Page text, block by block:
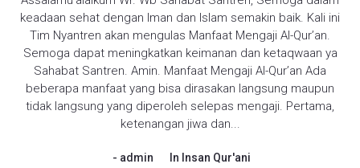
keadaan sehat dengan Iman dan Islam semakin baik. Kali ini
Tim Nyantren akan mengulas Manfaat Mengaji Al-Qur’an.
Semoga dapat meningkatkan keimanan dan ketaqwaan ya
Sahabat Santren. Amin. Manfaat Mengaji Al-Qur’an Ada
beberapa manfaat yang bisa dirasakan langsung maupun
tidak langsung yang diperoleh selepas mengaji. Pertama,
ketenangan jiwa dan...
admin In Insan Qur'ani